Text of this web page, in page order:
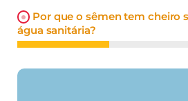
Por que o sêmen tem cheiro
água sanitária?